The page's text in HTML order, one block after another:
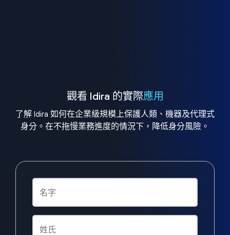
觀看 Idira 的實際應用
了解 Idira 如何在企業級規模上保護人類、機器及代理式
身分。在不拖慢業務進度的情況下，降低身分風險。